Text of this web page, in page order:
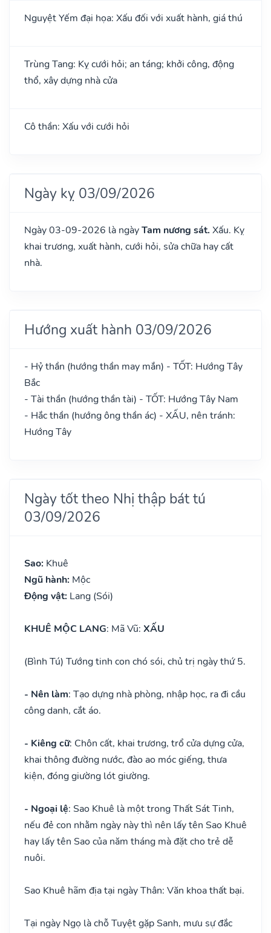
Nguyệt Yếm đại họa: Xấu đối với xuất hành, giá thú
Trùng Tang: Kỵ cưới hỏi; an táng; khởi công, động
thổ, xây dựng nhà cửa
Cô thần: Xấu với cưới hỏi
Ngày kỵ 03/09/2026
Ngày 03-09-2026 là ngàyTam nương sát. Xấu. Kỵ
khai trương, xuất hành, cưới hỏi, sửa chữa hay cất
nhà.
Hướng xuất hành 03/09/2026
- Hỷ thần (hướng thần may mắn) - TỐT: Hướng Tây
Bắc
- Tài thần (hướng thần tài) - TỐT: Hướng Tây Nam
- Hắc thần (hướng ông thần ác) - XẤU, nên tránh:
Hướng Tây
Ngày tốt theo Nhị thập bát tú
03/09/2026
Sao: Khuê
Ngũ hành: Mộc
Động vật: Lang (Sói)
KHUÊ MỘC LANG: Mã Vũ: XẤU
(Bình Tú) Tướng tinh con chó sói, chủ trị ngày thứ 5.
- Nên làm: Tạo dựng nhà phòng, nhập học, ra đi cầu
công danh, cắt áo.
- Kiêng cữ: Chôn cất, khai trương, trổ cửa dựng cửa,
khai thông đường nước, đào ao móc giếng, thưa
kiện, đóng giường lót giường.
- Ngoại lệ: Sao Khuê là một trong Thất Sát Tinh,
nếu đẻ con nhằm ngày này thì nên lấy tên Sao Khuê
hay lấy tên Sao của năm tháng mà đặt cho trẻ dễ
nuôi.
Sao Khuê hãm địa tại ngày Thân: Văn khoa thất bại.
Tại ngày Ngọ là chỗ Tuyệt gặp Sanh, mưu sự đắc